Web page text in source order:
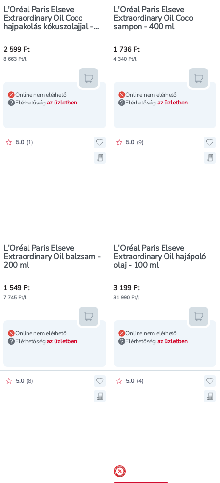
L'Oréal Paris Elseve
Extraordinary Oil Coco
hajpakolás kókuszolajjal -
2 599 Ft
8 663 Ft/l
Online nem elérhető
Elérhetőségaz üzletben
Kosárba teszem
L'Oréal Paris Elseve
Extraordinary Oil Coco
sampon - 400 ml
1 736 Ft
4 340 Ft/l
Online nem elérhető
Elérhetőség az üzletben
L'Oréal Paris Elseve
Extraordinary Oil balzsam -
200 ml
Értékelés pontszáma:
5.0 (1)
Hozzáadás a kedvencekhez,
Mentés a bevásárló listára,
1 549 Ft
7 745 Ft/l
Online nem elérhető
Elérhetőségaz üzletben
Kosárba teszem
L'Oréal Paris Elseve
Extraordinary Oil hajápoló
olaj - 100 ml
Értékelés pontszáma:
5.0 (9)
3 199 Ft
31 990 Ft/l
Online nem elérhető
Elérhetőség az üzletben
Értékelés pontszáma:
5.0 (8)
Hozzáadás a kedvencekhez,
Mentés a bevásárló listára,
árréscsökkentés
Értékelés pontszáma:
5.0 (4)